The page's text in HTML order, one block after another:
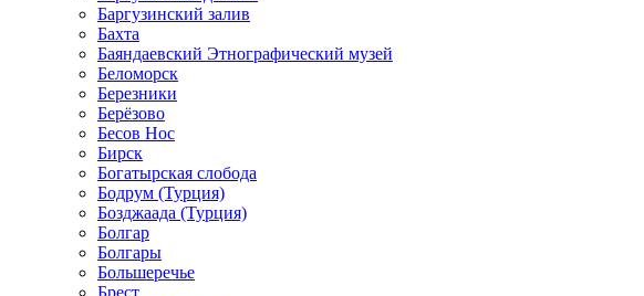
Баргузинский залив
Бахта
Баяндаевский Этнографический музей
Беломорск
Березники
Берёзово
Бесов Нос
Бирск
Богатырская слобода
Бодрум (Турция)
Бозджаада (Турция)
Болгар
Болгары
Большеречье
Брест